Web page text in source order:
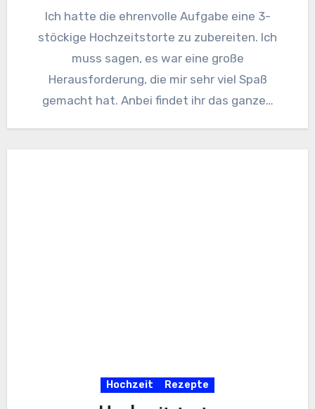
Ich hatte die ehrenvolle Aufgabe eine 3-
stöckige Hochzeitstorte zu zubereiten. Ich
muss sagen, es war eine große
Herausforderung, die mir sehr viel Spaß
gemacht hat. Anbei findet ihr das ganze…
Hochzeit Rezepte